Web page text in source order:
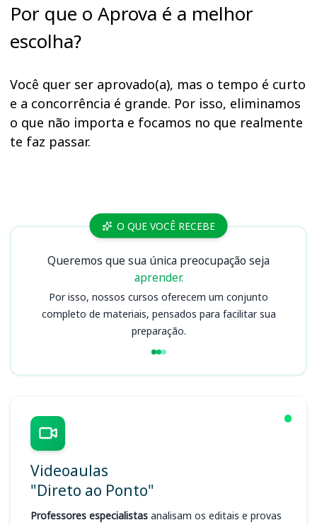
Por que o Aprova é a melhor
escolha?
Você quer ser aprovado(a), mas o tempo é curto
e a concorrência é grande. Por isso, eliminamos
o que não importa e focamos no que realmente
te faz passar.
Cursos O QUE VOCÊ RECEBE
Queremos que sua única preocupação seja
aprender.
Por isso, nossos cursos oferecem um conjunto
completo de materiais, pensados para facilitar sua
preparação.
Videoaulas
"Direto ao Ponto"
Professores especialistas analisam os editais e provas